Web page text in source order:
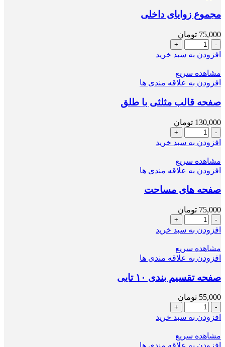
مجموع زوایای داخلی
75,000 تومان
مجموع
زوایای
عدد
افزودن به سبد خرید
مشاهده سریع
افزودن به علاقه مندی ها
صفحه قالب مثلثی با طلق
130,000 تومان
صفحه
قالب
با
طلق
افزودن به سبد خرید
مشاهده سریع
افزودن به علاقه مندی ها
صفحه های مساحت
75,000 تومان
صفحه
های
عدد
افزودن به سبد خرید
مشاهده سریع
افزودن به علاقه مندی ها
صفحه تقسیم بندی ۱۰ تایی
55,000 تومان
صفحه
تقسیم
۱۰
تایی
افزودن به سبد خرید
مشاهده سریع